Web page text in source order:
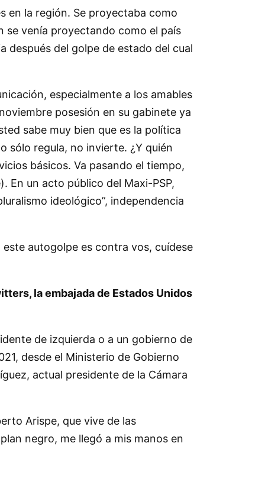
en la región. Se proyectaba como
se venía proyectando como el país
después del golpe de estado del cual
especialmente a los amables
posesión en su gabinete ya
sabe muy bien que es la política
sólo regula, no invierte. ¿Y quién
básicos. Va pasando el tiempo,
En un acto público del Maxi-PSP,
ideológico”, independencia
autogolpe es contra vos, cuídese
la embajada de Estados Unidos
de izquierda o a un gobierno de
desde el Ministerio de Gobierno
actual presidente de la Cámara
Arispe, que vive de las
negro, me llegó a mis manos en